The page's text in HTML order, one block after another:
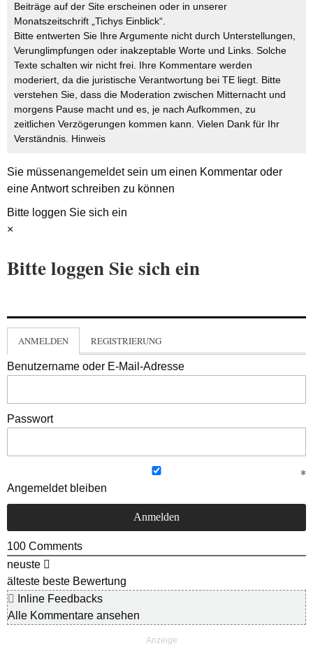
Beiträge auf der Site erscheinen oder in unserer
Monatszeitschrift „Tichys Einblick“.
Bitte entwerten Sie Ihre Argumente nicht durch Unterstellungen,
Verunglimpfungen oder inakzeptable Worte und Links. Solche
Texte schalten wir nicht frei. Ihre Kommentare werden
moderiert, da die juristische Verantwortung bei TE liegt. Bitte
verstehen Sie, dass die Moderation zwischen Mitternacht und
morgens Pause macht und es, je nach Aufkommen, zu
zeitlichen Verzögerungen kommen kann. Vielen Dank für Ihr
Verständnis. Hinweis
Sie müssenangemeldetsein um einen Kommentar oder
eine Antwort schreiben zu können
Bitte loggen Sie sich ein
×
Bitte loggen Sie sich ein
ANMELDEN REGISTRIERUNG
Benutzername oder E-Mail-Adresse
Passwort
Angemeldet bleiben
100 Comments
neuste
älteste beste Bewertung
Inline Feedbacks
Alle Kommentare ansehen